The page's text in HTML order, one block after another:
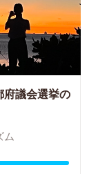
府議会選挙の
ム